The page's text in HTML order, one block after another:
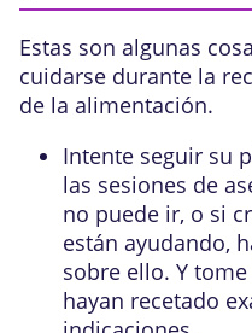
Estas son algunas
cuidarse durante la
de la alimentación.
Intente seguir su
las sesiones de
no puede ir, o si
están ayudando,
sobre ello. Y
hayan recetado